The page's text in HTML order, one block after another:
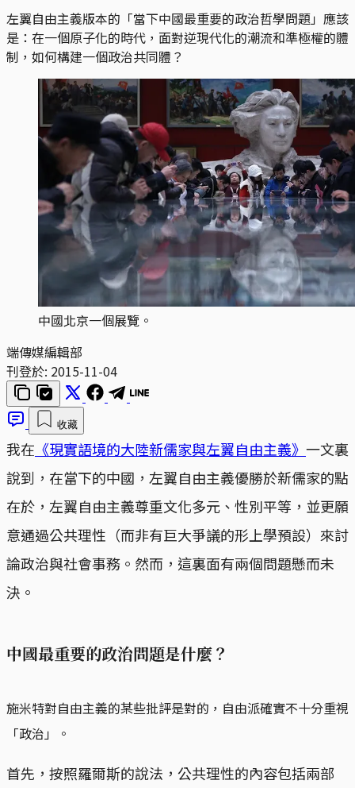
左翼自由主義版本的「當下中國最重要的政治哲學問題」應該
是：在一個原子化的時代，面對逆現代化的潮流和準極權的體
制，如何構建一個政治共同體？
中國北京一個展覽。
端傳媒編輯部
刊登於: 2015-11-04
收藏
我在 《現實語境的大陸新儒家與左翼自由主義》 一文裏
說到，在當下的中國，左翼自由主義優勝於新儒家的點
在於，左翼自由主義尊重文化多元、性別平等，並更願
意通過公共理性（而非有巨大爭議的形上學預設）來討
論政治與社會事務。然而，這裏面有兩個問題懸而未
決。
中國最重要的政治問題是什麼？
施米特對自由主義的某些批評是對的，自由派確實不十分重視
「政治」。
首先，按照羅爾斯的說法，公共理性的內容包括兩部